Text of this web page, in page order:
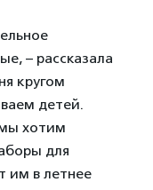
– рассказала
кругом
детей.
хотим
для
им в летнее